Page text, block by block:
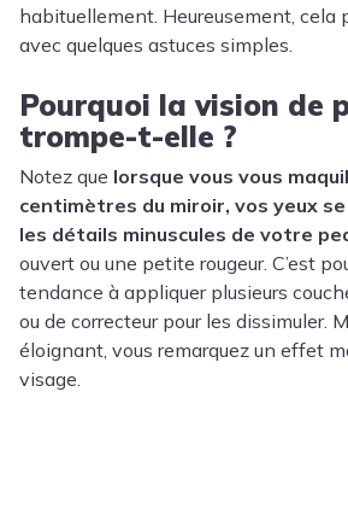
habituellement. Heureusement, cela
avec quelques astuces simples.
Pourquoi la vision de
trompe-t-elle ?
Notez que lorsque vous vous
centimètres du miroir, vos yeux
les détails minuscules de votre
ouvert ou une petite rougeur. C’est
tendance à appliquer plusieurs
ou de correcteur pour les dissimuler.
éloignant, vous remarquez un effet
visage.